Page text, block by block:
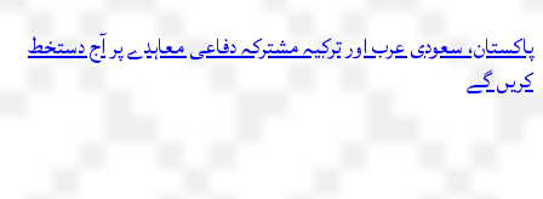
پاکستان، سعودی عرب اور ترکیہ مشترکہ دفاعی معاہدے پر آج دستخط
کریں گے